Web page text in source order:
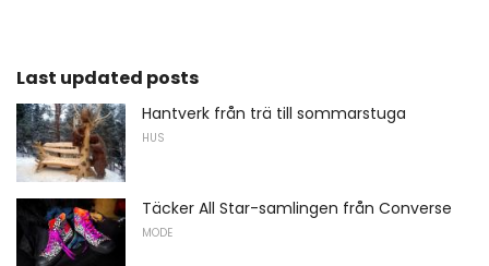
Last updated posts
Hantverk från trä till sommarstuga
HUS
Täcker All Star-samlingen från Converse
MODE